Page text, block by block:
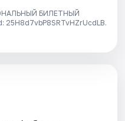
БИЛЕТНЫЙ